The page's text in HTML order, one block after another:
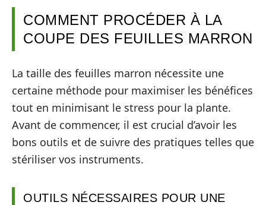
COMMENT PROCÉDER À LA
COUPE DES FEUILLES MARRON
La taille des feuilles marron nécessite une
certaine méthode pour maximiser les bénéfices
tout en minimisant le stress pour la plante.
Avant de commencer, il est crucial d’avoir les
bons outils et de suivre des pratiques telles que
stériliser vos instruments.
OUTILS NÉCESSAIRES POUR UNE